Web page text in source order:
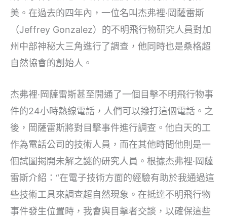
美。在過去的四年內，一位名叫杰弗裡·岡薩雷斯
（Jeffrey Gonzalez）的不明飛行物研究人員對加
州中部神秘大三角進行了調查，他同時也是桑格超
自然協會的創始人。
杰弗裡·岡薩雷斯甚至開通了一個目擊不明飛行物事
件的24小時熱線電話，人們可以撥打這個電話。之
後，岡薩雷斯將對目擊事件進行調查。他白天的工
作為電話公司的技術人員，而在其他時間他則是一
個試圖揭開未解之謎的研究人員。根據杰弗裡·岡薩
雷斯介紹：“在電子技術方面的經驗有助於我通過這
些技術工具來調查超自然現象。在抵達不明飛行物
事件發生位置時，我會與目擊者交談，以確保這些